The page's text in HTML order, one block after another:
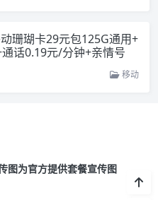
珊瑚卡29元包125G通用+
话0.19元/分钟+亲情号
移动
图为官方提供套餐宣传图